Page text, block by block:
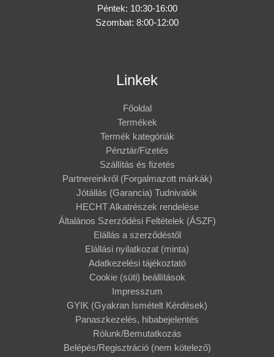
Péntek: 10:30-16:00
Szombat: 8:00-12:00
Linkek
Főoldal
Termékek
Termék kategóriák
Pénztár/Fizetés
Szállítás és fizetés
Partnereinkről (Forgalmazott márkák)
Jótállás (Garancia) Tudnivalók
HECHT Alkatrészek rendelése
Általános Szerződési Feltételek (ÁSZF)
Elállás a szerződéstől
Elállási nyilatkozat (minta)
Adatkezelési tájékoztató
Cookie (süti) beállítások
Impresszum
GYIK (Gyakran Ismételt Kérdések)
Panaszkezelés, hibabejelentés
Rólunk/Bemutatkozás
Belépés/Regisztráció (nem kötelező)